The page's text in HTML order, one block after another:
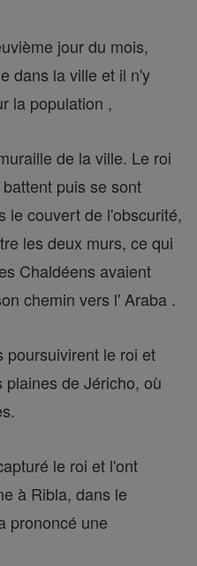
jour du mois,
dans la ville et il n'y
la population ,
de la ville. Le roi
puis se sont
le couvert de l'obscurité,
les deux murs, ce qui
Chaldéens avaient
chemin vers l' Araba .
poursuivirent le roi et
de Jéricho, où
le roi et l'ont
à Ribla, dans le
prononcé une